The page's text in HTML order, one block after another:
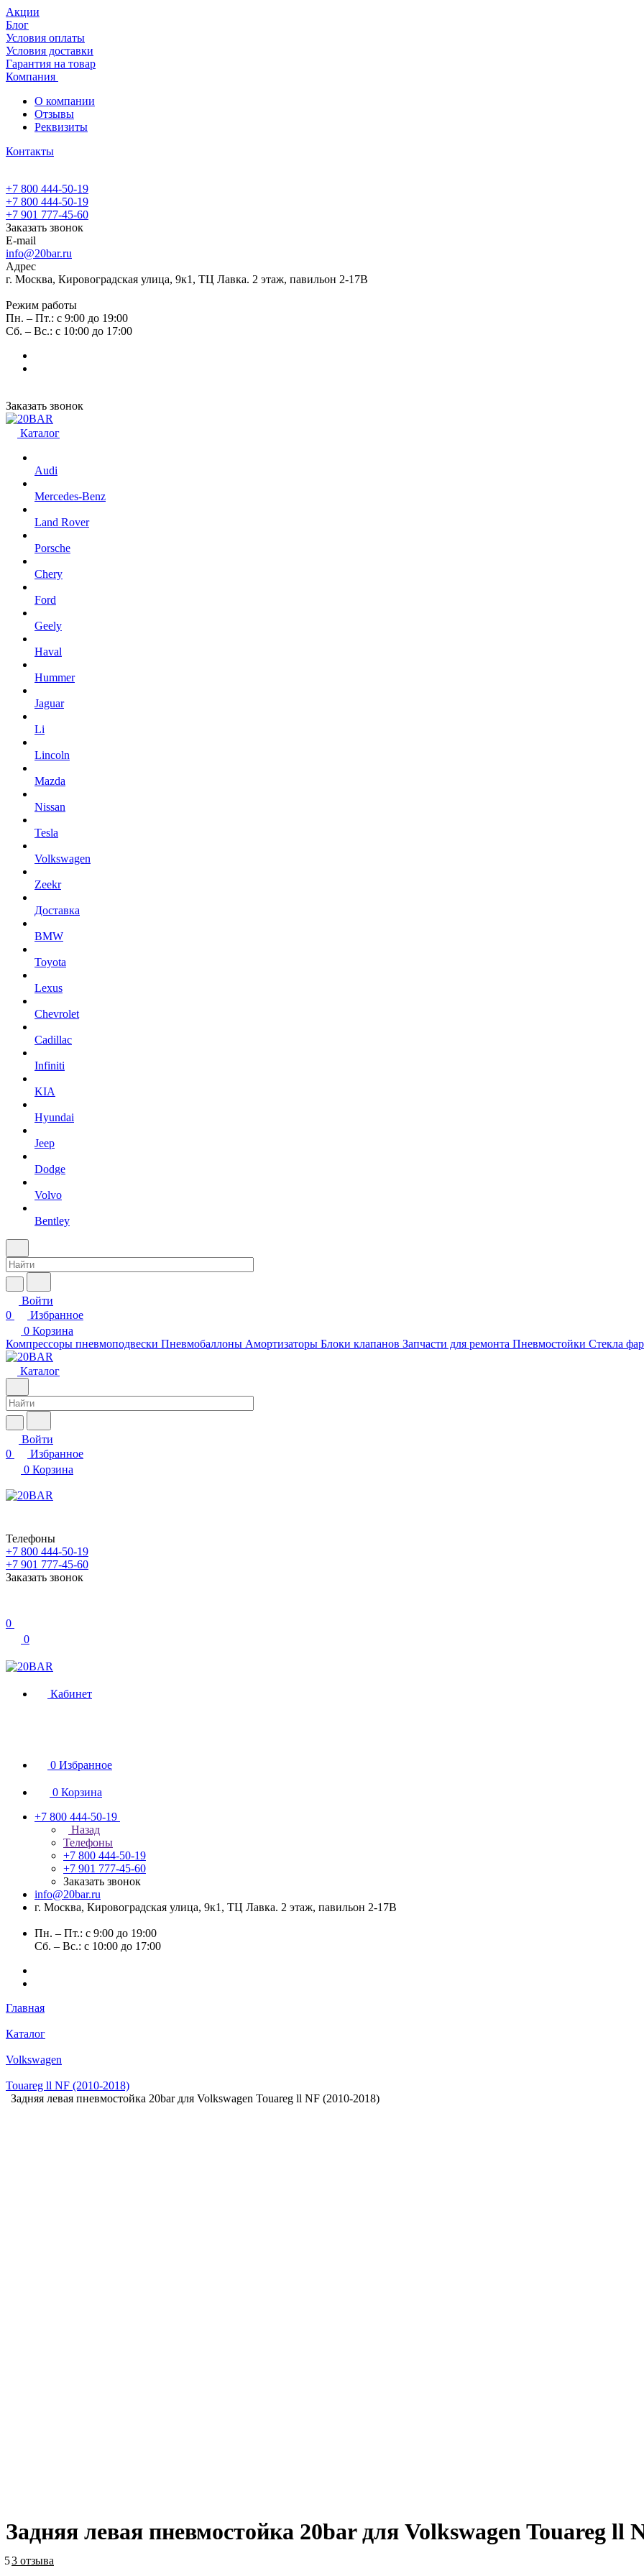
Акции
Блог
Условия оплаты
Условия доставки
Гарантия на товар
Компания
О компании
Отзывы
Реквизиты
Контакты
+7 800 444-50-19
+7 800 444-50-19
+7 901 777-45-60
Заказать звонок
E-mail
info@20bar.ru
Адрес
г. Москва, Кировоградская улица, 9к1, ТЦ Лавка. 2 этаж, павильон 2-17В
Режим работы
Пн. – Пт.: с 9:00 до 19:00
Сб. – Вс.: с 10:00 до 17:00
Заказать звонок
Каталог
Audi
Mercedes-Benz
Land Rover
Porsche
Chery
Ford
Geely
Haval
Hummer
Jaguar
Li
Lincoln
Mazda
Nissan
Tesla
Volkswagen
Zeekr
Доставка
BMW
Toyota
Lexus
Chevrolet
Cadillac
Infiniti
KIA
Hyundai
Jeep
Dodge
Volvo
Bentley
Войти
0
Избранное
0 Корзина
Компрессоры пневмоподвески Пневмобаллоны Амортизаторы Блоки клапанов Запчасти для ремонта Пневмостойки Стекла фар
Каталог
Войти
0
Избранное
0 Корзина
Телефоны
+7 800 444-50-19
+7 901 777-45-60
Заказать звонок
0
0
Кабинет
0 Избранное
0 Корзина
+7 800 444-50-19
Назад
Телефоны
+7 800 444-50-19
+7 901 777-45-60
Заказать звонок
info@20bar.ru
г. Москва, Кировоградская улица, 9к1, ТЦ Лавка. 2 этаж, павильон 2-17В
Пн. – Пт.: с 9:00 до 19:00
Сб. – Вс.: с 10:00 до 17:00
Главная
Каталог
Volkswagen
Touareg ll NF (2010-2018)
Задняя левая пневмостойка 20bar для Volkswagen Touareg ll NF (2010-2018)
Задняя левая пневмостойка 20bar для Volkswagen Touareg ll
53 отзыва